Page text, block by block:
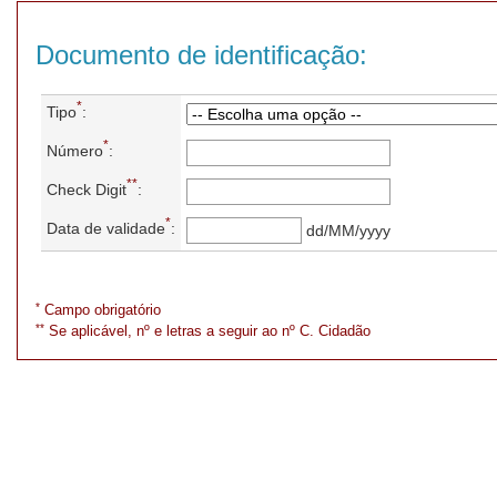
Documento de identificação:
Tipo*:
Número*:
Check Digit**:
Data de validade*: dd/MM/yyyy
* Campo obrigatório
** Se aplicável, nº e letras a seguir ao nº C. Cidadão